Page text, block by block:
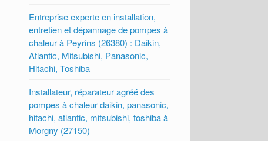
Entreprise experte en installation,
entretien et dépannage de pompes à
chaleur à Peyrins (26380) : Daikin,
Atlantic, Mitsubishi, Panasonic,
Hitachi, Toshiba
Installateur, réparateur agréé des
pompes à chaleur daikin, panasonic,
hitachi, atlantic, mitsubishi, toshiba à
Morgny (27150)